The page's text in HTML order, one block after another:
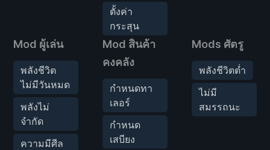
ตั้งค่า
กระสุน
Mod ผู้เล่น
พลังชีวิต
ไม่มีวันหมด
พลังไม่
จำกัด
ความมีศีล
Mod สินค้า
คงคลัง
กำหนดทา
เลอร์
กำหนด
เสบียง
Mods ศัตรู
พลังชีวิตต่ำ
ไม่มี
สมรรถนะ